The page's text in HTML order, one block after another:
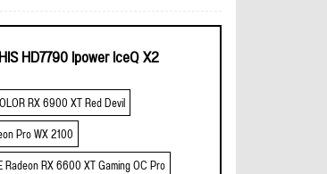
HIS HD7790 Ipower IceQ X2
RX 6900 XT Red Devil
Pro WX 2100
Radeon RX 6600 XT Gaming OC Pro